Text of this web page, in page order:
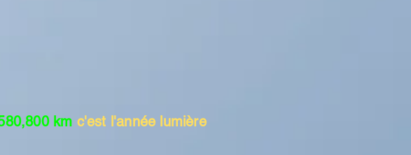
km c'est l'année lumière